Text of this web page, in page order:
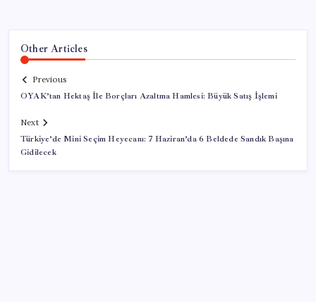
Other Articles
Previous
OYAK’tan Hektaş İle Borçları Azaltma Hamlesi: Büyük Satış İşlemi
Next
Türkiye’de Mini Seçim Heyecanı: 7 Haziran’da 6 Beldede Sandık Başına
Gidilecek